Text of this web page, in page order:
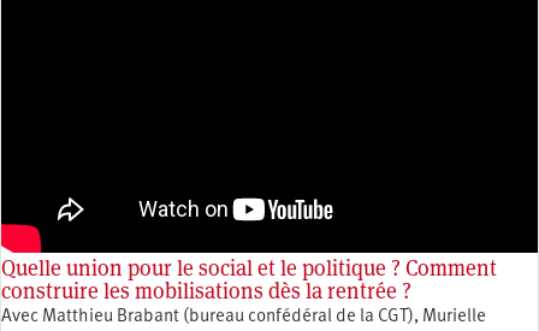
Quelle union pour le social et le politique ? Comment
construire les mobilisations dès la rentrée ?
Avec Matthieu Brabant (bureau confédéral de la CGT), Murielle